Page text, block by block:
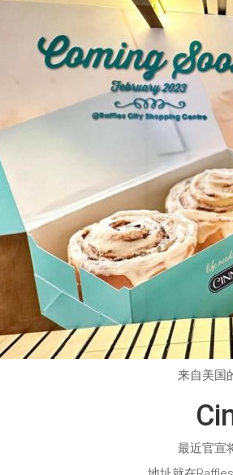
来自美国
最近官宣